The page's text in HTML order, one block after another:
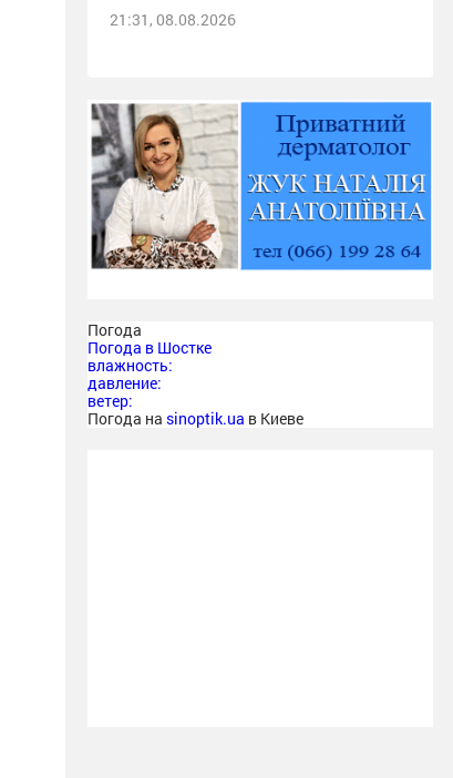
21:31, 08.08.2026
Погода
Погода в Шостке
влажность:
давление:
ветер:
Погода на sinoptik.ua в Киеве